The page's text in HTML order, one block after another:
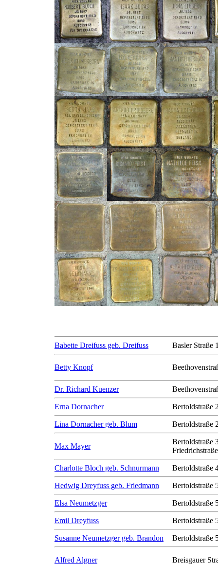
Babette Dreifuss geb. Dreifuss Basler Straße
Betty Knopf
Dr. Richard Kuenzer
Erna Dornacher Bertoldstraße
Lina Dornacher geb. Blum Bertoldstraße
Max Mayer
Bertoldstraße
Charlotte Bloch geb. Schnurmann Bertoldstraße
Hedwig Dreyfuss geb. Friedmann Bertoldstraße
Elsa Neumetzger Bertoldstraße
Emil Dreyfuss Bertoldstraße
Susanne Neumetzger geb. Brandon Bertoldstraße
Alfred Algner Breisgauer